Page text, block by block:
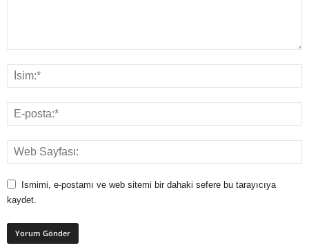
Ismimi, e-postamı ve web sitemi bir dahaki sefere bu tarayıcıya
kaydet.